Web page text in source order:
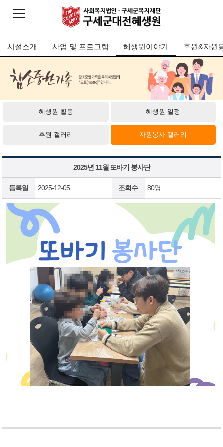
시설소개 사업 및 프로그램 혜생원이야기 후원&자원
혜생원 활동 혜생원 일정
후원 갤러리 자원봉사 갤러리
2025년 11월 또바기 봉사단
등록일 2025-12-05 조회수 80명